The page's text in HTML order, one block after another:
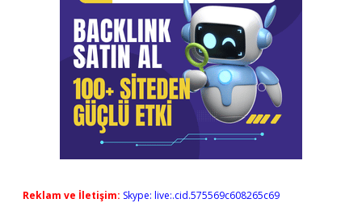
Reklam ve İletişim: Skype: live:.cid.575569c608265c69